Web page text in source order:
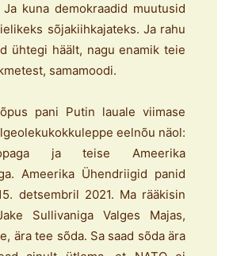
Ja kuna demokraadid muutusid
sõjakiihkajateks. Ja rahu
ühtegi häält, nagu enamik teie
samamoodi.
pani Putin lauale viimase
eelnõu näol:
ja teise Ameerika
Ameerika Ühendriigid panid
detsembril 2021. Ma rääkisin
Sullivaniga Valges Majas,
ära tee sõda. Sa saad sõda ära